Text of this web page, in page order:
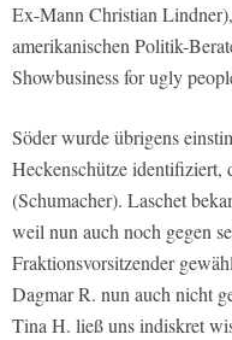
Ex-Mann Christian
amerikanischen Politik-
Showbusiness for ugly
Söder wurde übrigens
Heckenschütze identifiziert,
(Schumacher). Laschet
weil nun auch noch gegen
Fraktionsvorsitzender
Dagmar R. nun auch nicht
Tina H. ließ uns indiskret